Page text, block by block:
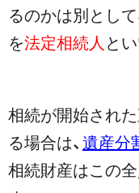
るのかは別とし
を法定相続人 と
相続が開始され
る場合は、遺産分
相続財産はこの